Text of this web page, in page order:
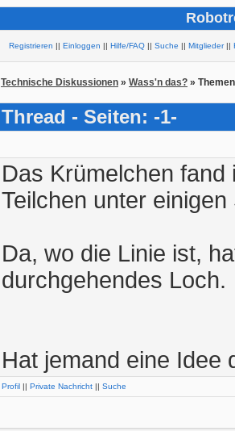
Registrieren || Einloggen || Hilfe/FAQ || Suche || Mitglieder||
Technische Diskussionen » Wass'n das? »
Thread - Seiten: -1-
Das Krümelchen
Teilchen unter
Da, wo die Linie ist,
durchgehendes Loch.
Hat jemand eine Idee
Profil || Private Nachricht || Suche